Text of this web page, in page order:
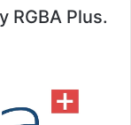
RGBA Plus.